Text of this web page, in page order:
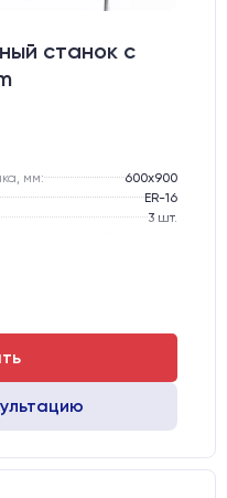
станок с
мм:
600х900
ER-16
3 шт.